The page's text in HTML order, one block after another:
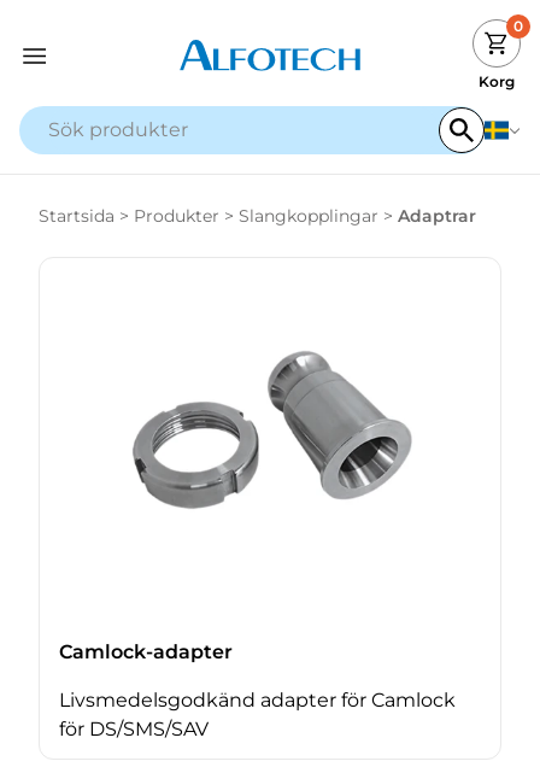
0
Korg
Startsida > Produkter > Slangkopplingar > Adaptrar
Camlock-adapter
Livsmedelsgodkänd adapter för Camlock
för DS/SMS/SAV